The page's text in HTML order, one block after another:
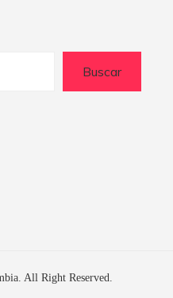
Buscar
All Right Reserved.